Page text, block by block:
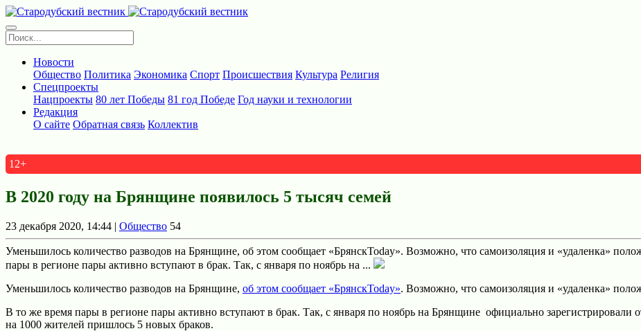
Новости
Общество Политика Экономика Спорт Происшествия Культура Религия
Спецпроекты
Нацпроекты 80 лет Победы 81 год Победе Год науки и технологии
Редакция
О сайте Обратная связь Коллектив
12+
В 2020 году на Брянщине появилось 5 тысяч семей
23 декабря 2020, 14:44 | Общество 54
Уменьшилось количество разводов на Брянщине, об этом сообщает «БрянскToday». Возможно, что самоизоляция и «удаленка»
пары в регионе пары активно вступают в брак. Так, с января по ноябрь на ...
Уменьшилось количество разводов на Брянщине, об этом сообщает «БрянскToday». Возможно, что самоизоляция и «удаленка»
В то же время пары в регионе пары активно вступают в брак. Так, с января по ноябрь на Брянщине официально зарегистрировали
на 1000 жителей пришлось 5 новых браков.